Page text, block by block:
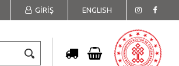
ENGLISH
GİRİŞ